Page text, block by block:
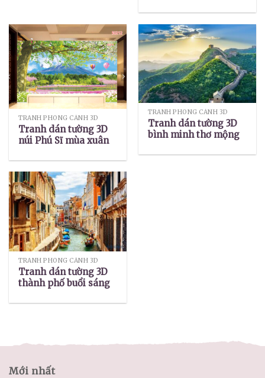
TRANH PHONG CẢNH 3D
Tranh dán tường 3D
núi Phú Sĩ mùa xuân
TRANH PHONG CẢNH 3D
Tranh dán tường 3D
bình minh thơ mộng
TRANH PHONG CẢNH 3D
Tranh dán tường 3D
thành phố buổi sáng
Mới nhất